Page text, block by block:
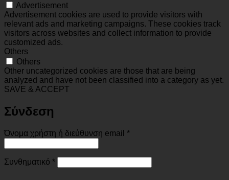
Advertisement
Advertisement cookies are used to provide visitors with
relevant ads and marketing campaigns. These cookies track
visitors across websites and collect information to provide
customized ads.
Others
Others
Other uncategorized cookies are those that are being
analyzed and have not been classified into a category as yet.
SAVE & ACCEPT
Σύνδεση
Όνομα χρήστη ή διεύθυνση email *Απαιτείται
Συνθηματικό *Απαιτείται